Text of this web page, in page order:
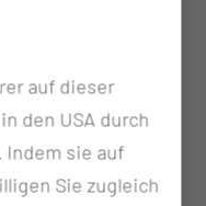
Ambulanz am
400 Patientinnen
aus ganz
Da die
im Gehirn und
auf dieser
den USA durch
Indem sie auf
Sie zugleich